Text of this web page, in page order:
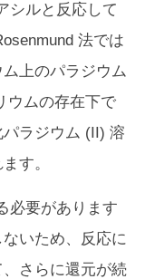
シルと反応して
法では
上のパラジウム
ウムの存在下で
ラジウム (II) 溶
す。
必要があります
いため、反応に
さらに還元が続